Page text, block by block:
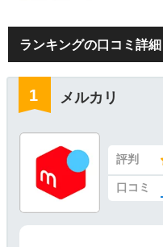
ランキングの口コミ詳細
メルカリ
評判
口コミ